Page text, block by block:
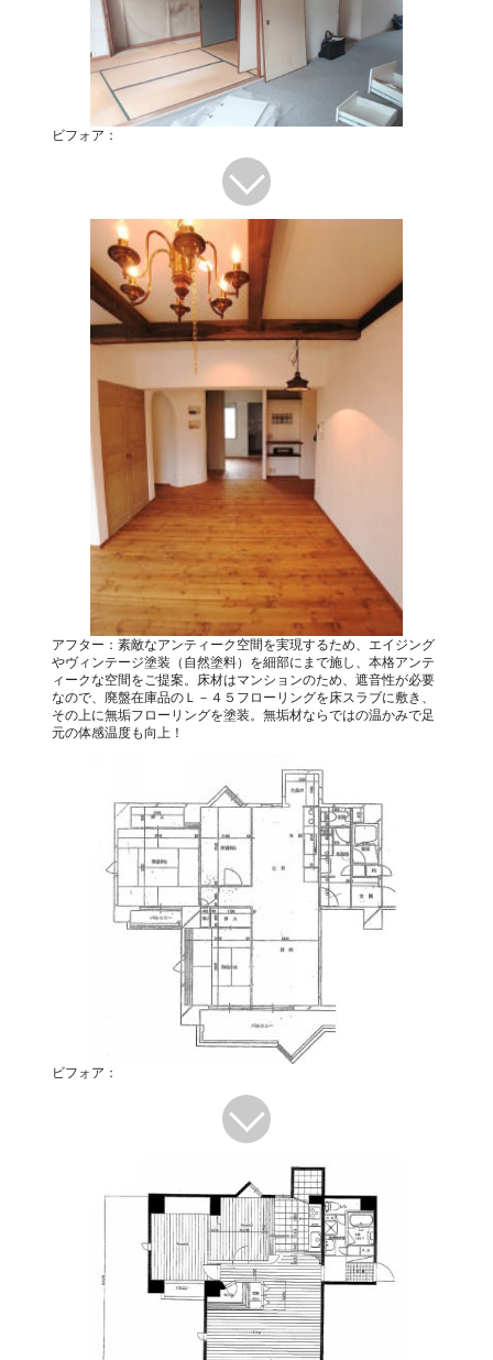
ビフォア：
アフター：素敵なアンティーク空間を実現するため、エイジング
やヴィンテージ塗装（自然塗料）を細部にまで施し、本格アンテ
ィークな空間をご提案。床材はマンションのため、遮音性が必要
なので、廃盤在庫品のＬ－４５フローリングを床スラブに敷き、
その上に無垢フローリングを塗装。無垢材ならではの温かみで足
元の体感温度も向上！
ビフォア：